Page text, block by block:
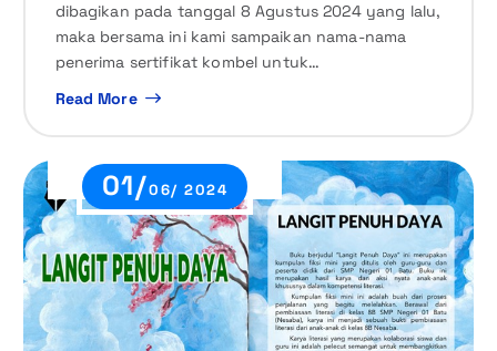
dibagikan pada tanggal 8 Agustus 2024 yang lalu,
maka bersama ini kami sampaikan nama-nama
penerima sertifikat kombel untuk…
Read More
01/06/ 2024